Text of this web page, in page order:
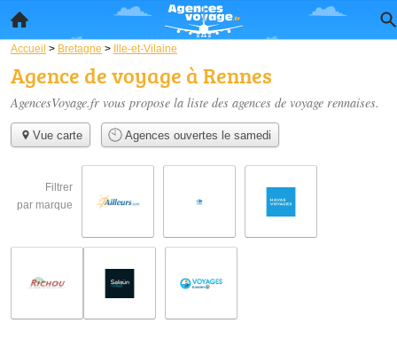
Accueil > Bretagne > Ille-et-Vilaine
Agence de voyage à Rennes
AgencesVoyage.fr vous propose la liste des agences de voyage rennaises.
Vue carte Agences ouvertes le samedi
Filtrer
par marque